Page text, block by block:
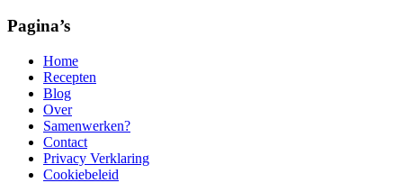
Pagina’s
Home
Recepten
Blog
Over
Samenwerken?
Contact
Privacy Verklaring
Cookiebeleid